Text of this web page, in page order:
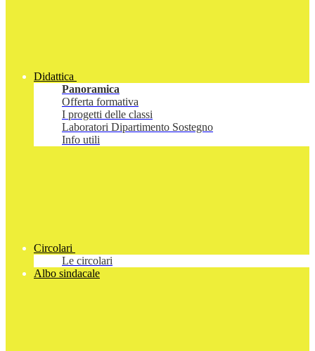
Didattica
Panoramica
Offerta formativa
I progetti delle classi
Laboratori Dipartimento Sostegno
Info utili
Circolari
Le circolari
Albo sindacale